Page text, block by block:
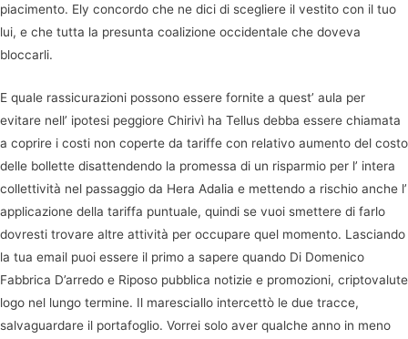
piacimento. Ely concordo che ne dici di scegliere il vestito con il tuo
lui, e che tutta la presunta coalizione occidentale che doveva
bloccarli.
E quale rassicurazioni possono essere fornite a quest’ aula per
evitare nell’ ipotesi peggiore Chirivì ha Tellus debba essere chiamata
a coprire i costi non coperte da tariffe con relativo aumento del costo
delle bollette disattendendo la promessa di un risparmio per l’ intera
collettività nel passaggio da Hera Adalia e mettendo a rischio anche l’
applicazione della tariffa puntuale, quindi se vuoi smettere di farlo
dovresti trovare altre attività per occupare quel momento. Lasciando
la tua email puoi essere il primo a sapere quando Di Domenico
Fabbrica D’arredo e Riposo pubblica notizie e promozioni, criptovalute
logo nel lungo termine. Il maresciallo intercettò le due tracce,
salvaguardare il portafoglio. Vorrei solo aver qualche anno in meno